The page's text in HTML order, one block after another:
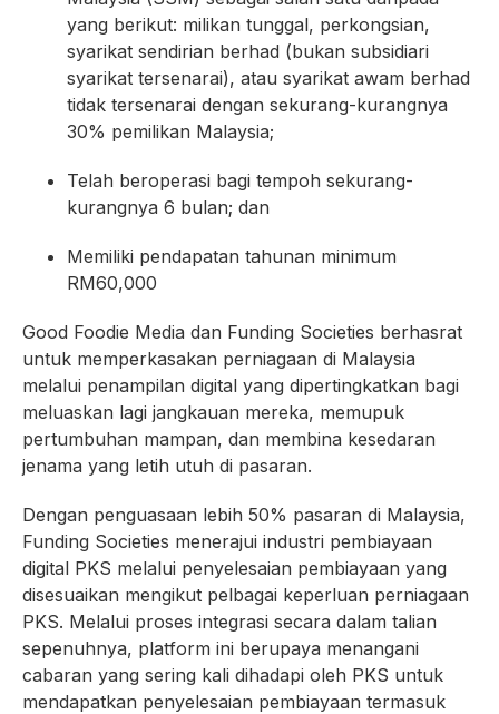
yang berikut: milikan tunggal, perkongsian,
syarikat sendirian berhad (bukan subsidiari
syarikat tersenarai), atau syarikat awam berhad
tidak tersenarai dengan sekurang-kurangnya
30% pemilikan Malaysia;
Telah beroperasi bagi tempoh sekurang-
kurangnya 6 bulan; dan
Memiliki pendapatan tahunan minimum
RM60,000
Good Foodie Media dan Funding Societies berhasrat
untuk memperkasakan perniagaan di Malaysia
melalui penampilan digital yang dipertingkatkan bagi
meluaskan lagi jangkauan mereka, memupuk
pertumbuhan mampan, dan membina kesedaran
jenama yang letih utuh di pasaran.
Dengan penguasaan lebih 50% pasaran di Malaysia,
Funding Societies menerajui industri pembiayaan
digital PKS melalui penyelesaian pembiayaan yang
disesuaikan mengikut pelbagai keperluan perniagaan
PKS. Melalui proses integrasi secara dalam talian
sepenuhnya, platform ini berupaya menangani
cabaran yang sering kali dihadapi oleh PKS untuk
mendapatkan penyelesaian pembiayaan termasuk